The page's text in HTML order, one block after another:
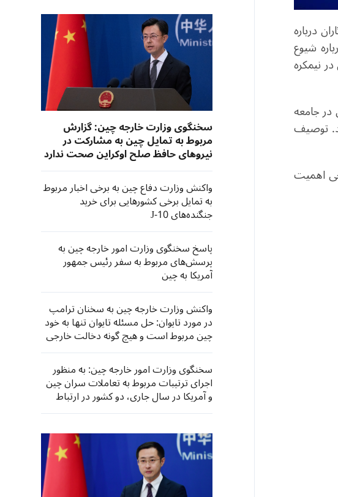
درباره
شیوع
نیمکره
جدید" نیست، بلکه بیش از 60 سال در جامعه
توصیف
اهمیت
سخنگوی وزارت خارجه چین: گزارش‌
مربوط به تمایل چین به مشارکت در
نیروهای حافظ صلح اوکراین صحت ندارد​​
واکنش وزارت دفاع چین به برخی اخبار مربوط
به تمایل برخی کشورهایی برای خرید
جنگنده‌های J-10
پاسخ سخنگوی وزارت امور خارجه چین به
پرسش‌های مربوط به سفر رئیس جمهور
آمریکا به چین
واکنش وزارت خارجه چین به سخنان ترامپ
در مورد تایوان: حل مسئله تایوان تنها به خود
چین مربوط است و هیچ گونه دخالت خارجی
در آن مجاز نیست
سخنگوی وزارت امور خارجه چین: به منظور
اجرای ترتیبات مربوط به تعاملات سران چین
و آمریکا در سال جاری، دو کشور در ارتباط
خواهند بود